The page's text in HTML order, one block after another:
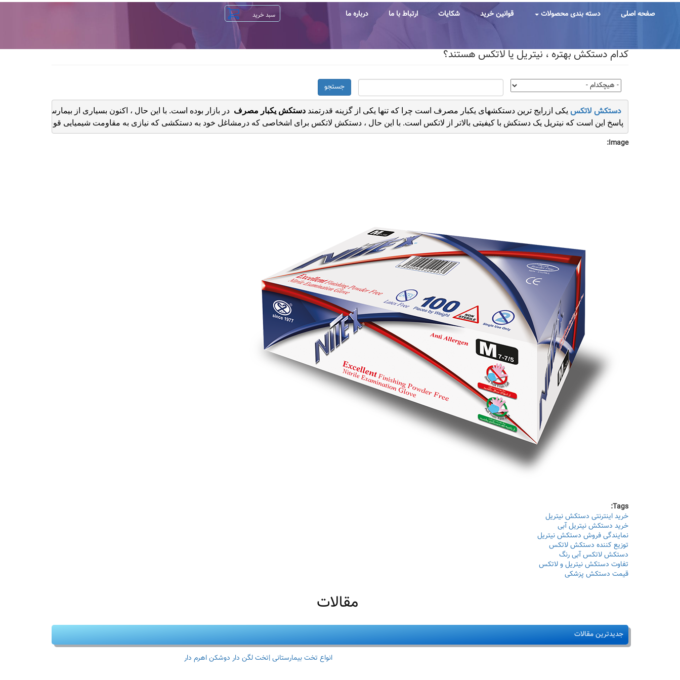
رفتن
صفحه اصلی دسته بندی محصولات قوانین خرید شکایات ارتباط با ما درباره ما
کدام دستکش بهتره ، نیتریل یا لاتکس هستند؟
جستجو
دستکش لاتکس یکی ازرایج ترین دستکشهای یکبار مصرف است چرا که تنها یکی از گزینه قدرتمند دستکش یکبار مصرف در بازار بوده است. با این حال ، اکنون بسیاری از بیمارستان ها و
پاسخ این است که نیتریل یک دستکش با کیفیتی بالاتر از لاتکس است. با این حال ، دستکش لاتکس برای اشخاصی که درمشاغل خود به دستکشی که نیازی به مقاومت شیمیایی قوی تر و مقاومت
Image:
Tags:
خرید اینترنتی دستکش نیتریل
خرید دستکش نیتریل آبی
نمایندگی فروش دستکش نیتریل
توزیع کننده دستکش لاتکس
دستکش لاتکس آبی رنگ
تفاوت دستکش نیتریل و لاتکس
قیمت دستکش پزشکی
مقالات
جدیدترین مقالات
انواع تخت بیمارستانی |تخت لگن دار دوشکن اهرم دار